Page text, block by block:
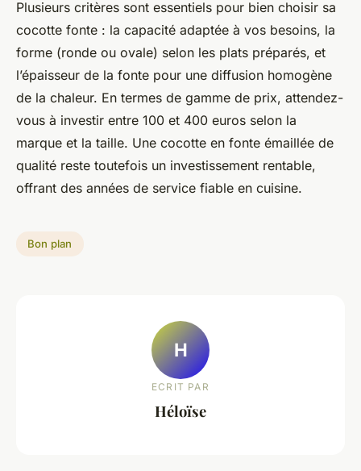
Plusieurs critères sont essentiels pour bien choisir sa
cocotte fonte : la capacité adaptée à vos besoins, la
forme (ronde ou ovale) selon les plats préparés, et
l’épaisseur de la fonte pour une diffusion homogène
de la chaleur. En termes de gamme de prix, attendez-
vous à investir entre 100 et 400 euros selon la
marque et la taille. Une cocotte en fonte émaillée de
qualité reste toutefois un investissement rentable,
offrant des années de service fiable en cuisine.
Bon plan
H
ECRIT PAR
Héloïse